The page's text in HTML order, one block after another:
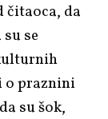
čitaoca, da
se
praznini
su šok,